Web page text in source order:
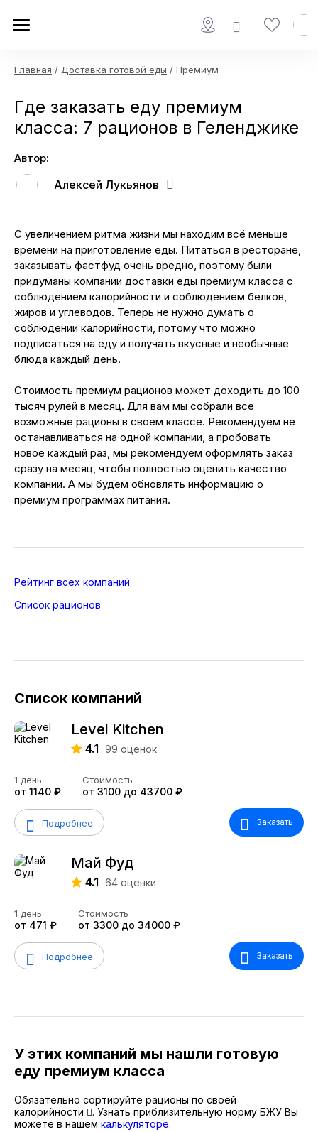
Главная / Доставка готовой еды / Премиум
Где заказать еду премиум
класса: 7 рационов в Геленджике
Автор:
Алексей Лукьянов
С увеличением ритма жизни мы находим всё меньше
времени на приготовление еды. Питаться в ресторане,
заказывать фастфуд очень вредно, поэтому были
придуманы компании доставки еды премиум класса с
соблюдением калорийности и соблюдением белков,
жиров и углеводов. Теперь не нужно думать о
соблюдении калорийности, потому что можно
подписаться на еду и получать вкусные и необычные
блюда каждый день.
Стоимость премиум рационов может доходить до 100
тысяч рулей в месяц. Для вам мы собрали все
возможные рационы в своём классе. Рекомендуем не
останавливаться на одной компании, а пробовать
новое каждый раз, мы рекомендуем оформлять заказ
сразу на месяц, чтобы полностью оценить качество
компании. А мы будем обновлять информацию о
премиум программах питания.
Рейтинг всех компаний
Список рационов
Список компаний
Level Kitchen
4.1 99 оценок
1 день
от 1140 ₽
Стоимость
от 3100 до 43700 ₽
Подробнее Заказать
Май Фуд
4.1 64 оценки
1 день
от 471 ₽
Стоимость
от 3300 до 34000 ₽
Подробнее Заказать
У этих компаний мы нашли готовую
еду премиум класса
Обязательно сортируйте рационы по своей
калорийности
. Узнать приблизительную норму БЖУ Вы
можете в нашем калькуляторе.